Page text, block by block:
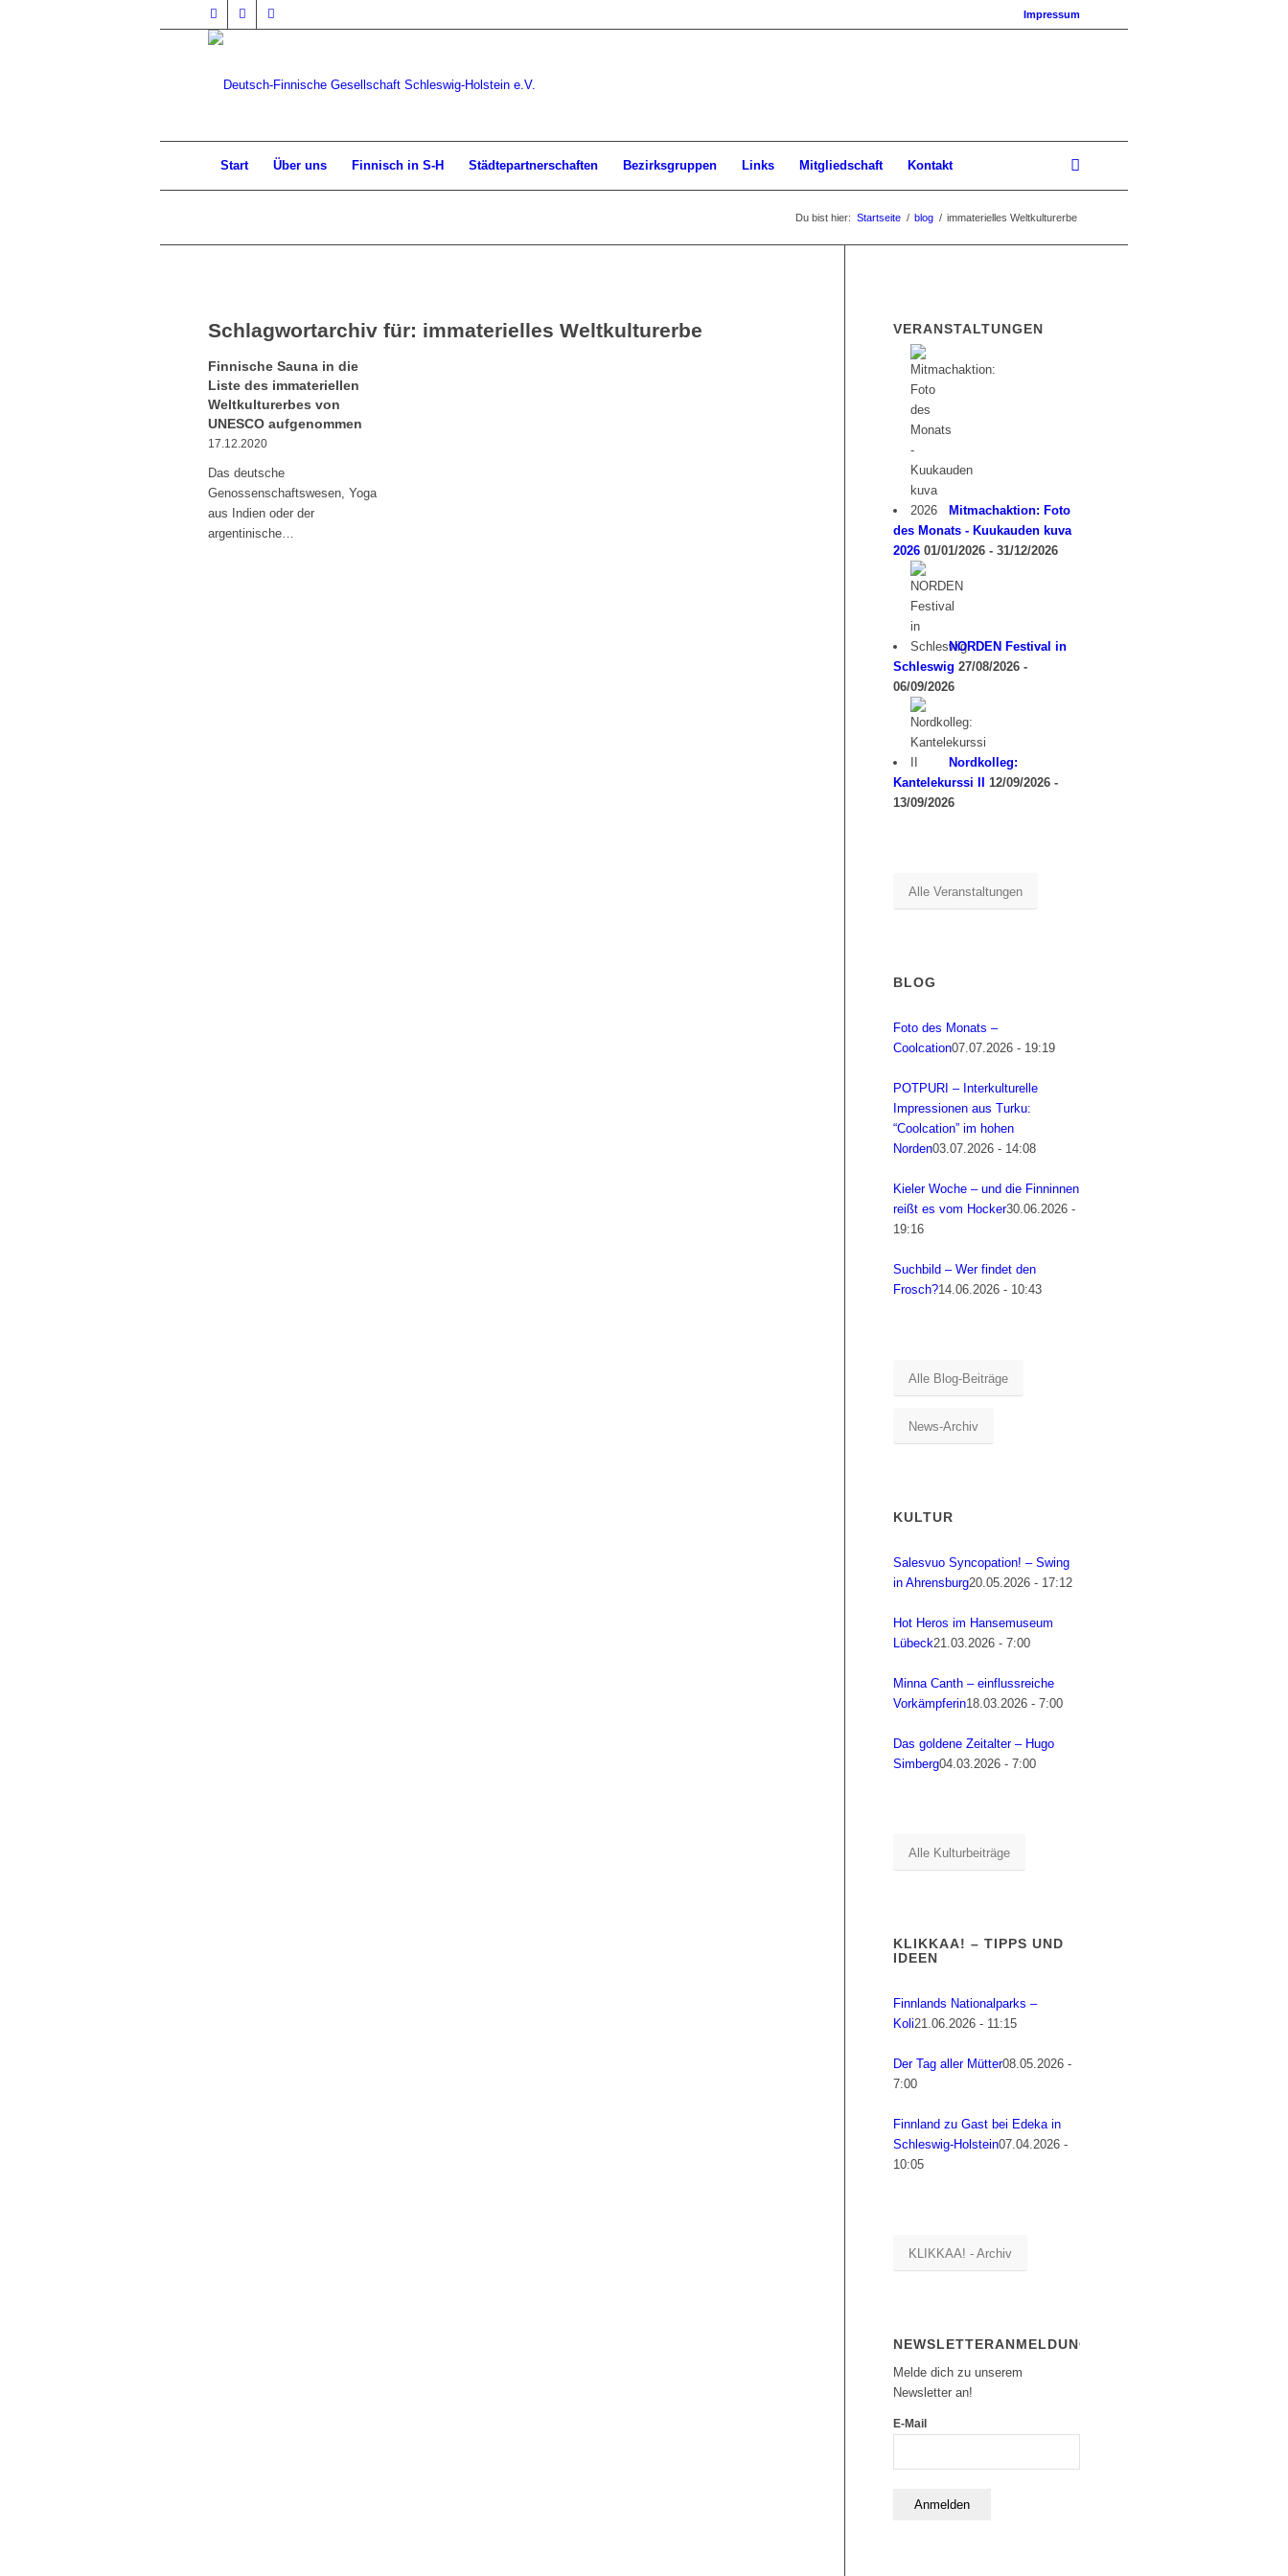
Impressum
Start Über uns Finnisch in S-H Städtepartnerschaften Bezirksgruppen Links Mitgliedschaft Kontakt
Du bist hier: Startseite / blog / immaterielles Weltkulturerbe
Schlagwortarchiv für: immaterielles Weltkulturerbe
Finnische Sauna in die
Liste des immateriellen
Weltkulturerbes von
UNESCO aufgenommen
17.12.2020
Das deutsche
Genossenschaftswesen, Yoga
aus Indien oder der
argentinische…
VERANSTALTUNGEN
Mitmachaktion: Foto
des Monats - Kuukauden kuva
2026 01/01/2026 - 31/12/2026
NORDEN Festival in
Schleswig 27/08/2026 -
06/09/2026
Nordkolleg:
Kantelekurssi II
12/09/2026 -
13/09/2026
Alle Veranstaltungen
BLOG
Foto des Monats –
Coolcation07.07.2026 - 19:19
POTPURI – Interkulturelle
Impressionen aus Turku:
“Coolcation” im hohen
Norden03.07.2026 - 14:08
Kieler Woche – und die Finninnen
reißt es vom Hocker30.06.2026 -
19:16
Suchbild – Wer findet den
Frosch?14.06.2026 - 10:43
Alle Blog-Beiträge
News-Archiv
KULTUR
Salesvuo Syncopation! – Swing
in Ahrensburg20.05.2026 - 17:12
Hot Heros im Hansemuseum
Lübeck21.03.2026 - 7:00
Minna Canth – einflussreiche
Vorkämpferin18.03.2026 - 7:00
Das goldene Zeitalter – Hugo
Simberg04.03.2026 - 7:00
Alle Kulturbeiträge
KLIKKAA! – TIPPS UND
IDEEN
Finnlands Nationalparks –
Koli21.06.2026 - 11:15
Der Tag aller Mütter08.05.2026 -
7:00
Finnland zu Gast bei Edeka in
Schleswig-Holstein07.04.2026 -
10:05
KLIKKAA! - Archiv
NEWSLETTERANMELDUNG
Melde dich zu unserem
Newsletter an!
E-Mail
Anmelden